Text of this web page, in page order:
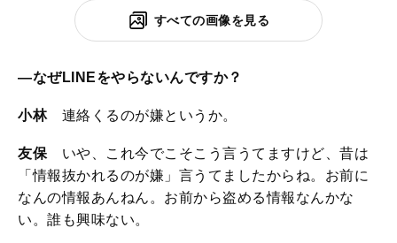
すべての画像を見る
—なぜLINEをやらないんですか？
小林 連絡くるのが嫌というか。
友保 いや、これ今でこそこう言うてますけど、昔は
「情報抜かれるのが嫌」言うてましたからね。お前に
なんの情報あんねん。お前から盗める情報なんかな
い。誰も興味ない。